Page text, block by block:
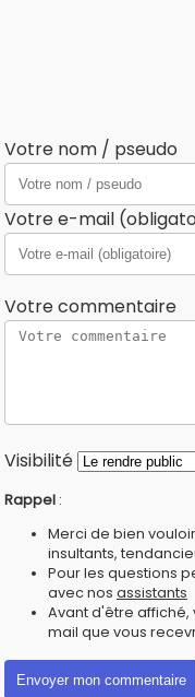
Votre nom / pseudo
Votre e-mail
Votre commentaire
Visibilité
Rappel :
Merci de bien
insultants,
Pour les questions
avec nos assistants
Avant d'être
mail que vous